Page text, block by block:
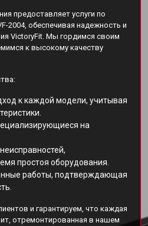
предоставляет услуги по
2004, обеспечивая надежность и
VictoryFit. Мы гордимся своим
к высокому качеству
к каждой модели, учитывая
на
простоя оборудования.
работы, подтверждающая
и гарантируем, что каждая
отремонтированная в нашем